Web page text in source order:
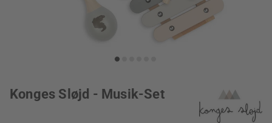
Konges Sløjd - Musik-Set